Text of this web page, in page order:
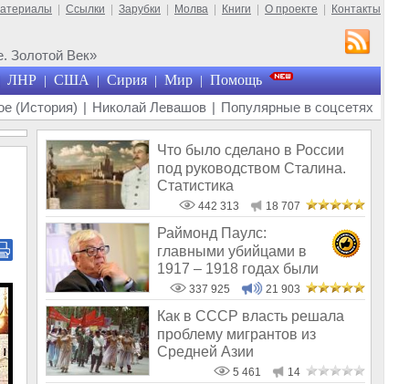
Ссылки Зарубки Молва Книги О проекте Контакты
Золотой Век»
ЛНР | США | Сирия | Мир | Помощь
(История) | Николай Левашов | Популярные в соцсетях
Что было сделано в России
под руководством Сталина.
Статистика
442 313 18 707
Раймонд Паулс:
главными убийцами в
1917 – 1918 годах были
латыши и евреи, а не русс
337 925 21 903
Как в СССР власть решала
проблему мигрантов из
Средней Азии
5 461 14